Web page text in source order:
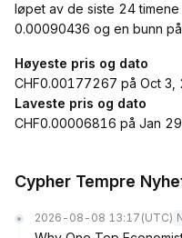
løpet av de siste 24
0.00090436 og en bunn
Høyeste pris og dato
CHF0.00177267 på Oct 3,
Laveste pris og dato
CHF0.00006816 på Jan
Cypher Tempre
2026-08-08 13:17 (UTC)